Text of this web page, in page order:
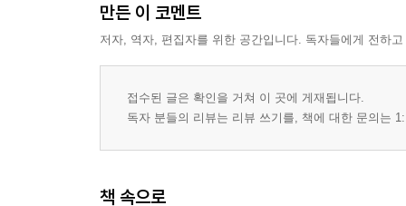
만든 이 코멘트
저자, 역자, 편집자를 위한 공간입니다. 독자들에게 전하
접수된 글은 확인을 거쳐 이 곳에 게재됩니다.
독자 분들의 리뷰는 리뷰 쓰기를, 책에 대한 문의는
책 속으로